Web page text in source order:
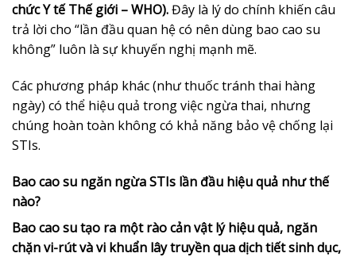
chức Y tế Thế giới – WHO).Đây là lý do chính khiến câu
trả lời cho “lần đầu quan hệ có nên dùng bao cao su
không” luôn là sự khuyến nghị mạnh mẽ.
Các phương pháp khác (như thuốc tránh thai hàng
ngày) có thể hiệu quả trong việc ngừa thai, nhưng
chúng hoàn toàn không có khả năng bảo vệ chống lại
STIs.
Bao cao su ngăn ngừa STIs lần đầu hiệu quả như thế
nào?
Bao cao su tạo ra một rào cản vật lý hiệu quả, ngăn
chặn vi-rút và vi khuẩn lây truyền qua dịch tiết sinh dục,